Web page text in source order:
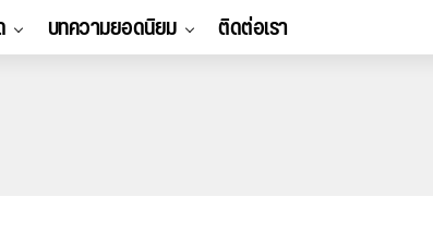
บทความยอดนิยม ติดต่อเรา